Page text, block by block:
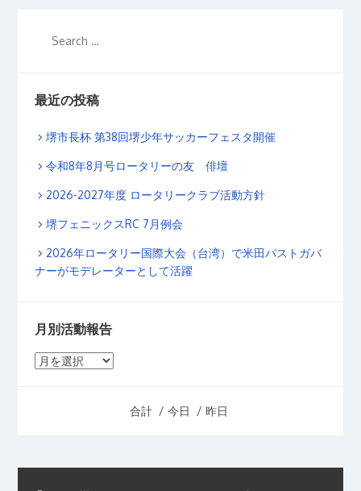
最近の投稿
堺市長杯 第38回堺少年サッカーフェスタ開催
令和8年8月号ロータリーの友 俳壇
2026-2027年度 ロータリークラブ活動方針
堺フェニックスRC 7月例会
2026年ロータリー国際大会（台湾）で米田パストガバ
ナーがモデレーターとして活躍
月別活動報告
月
合計 / 今日 / 昨日